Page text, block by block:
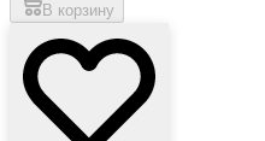
В корзину